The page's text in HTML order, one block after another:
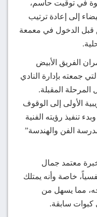
في توقيت حاسم،
إلى إعادة ترتيب
قبل الدخول في معمعة
الفريق الأبيض
جمعته بإدارة النادي
المرحلة المقبلة.
الأولى إلى الوقوف
تنفيذ رؤيته الفنية
الفن والهندسة”
معتمد جمال
خاصة وأنه يمتلك
مما يسهل من
كبوات سابقة.